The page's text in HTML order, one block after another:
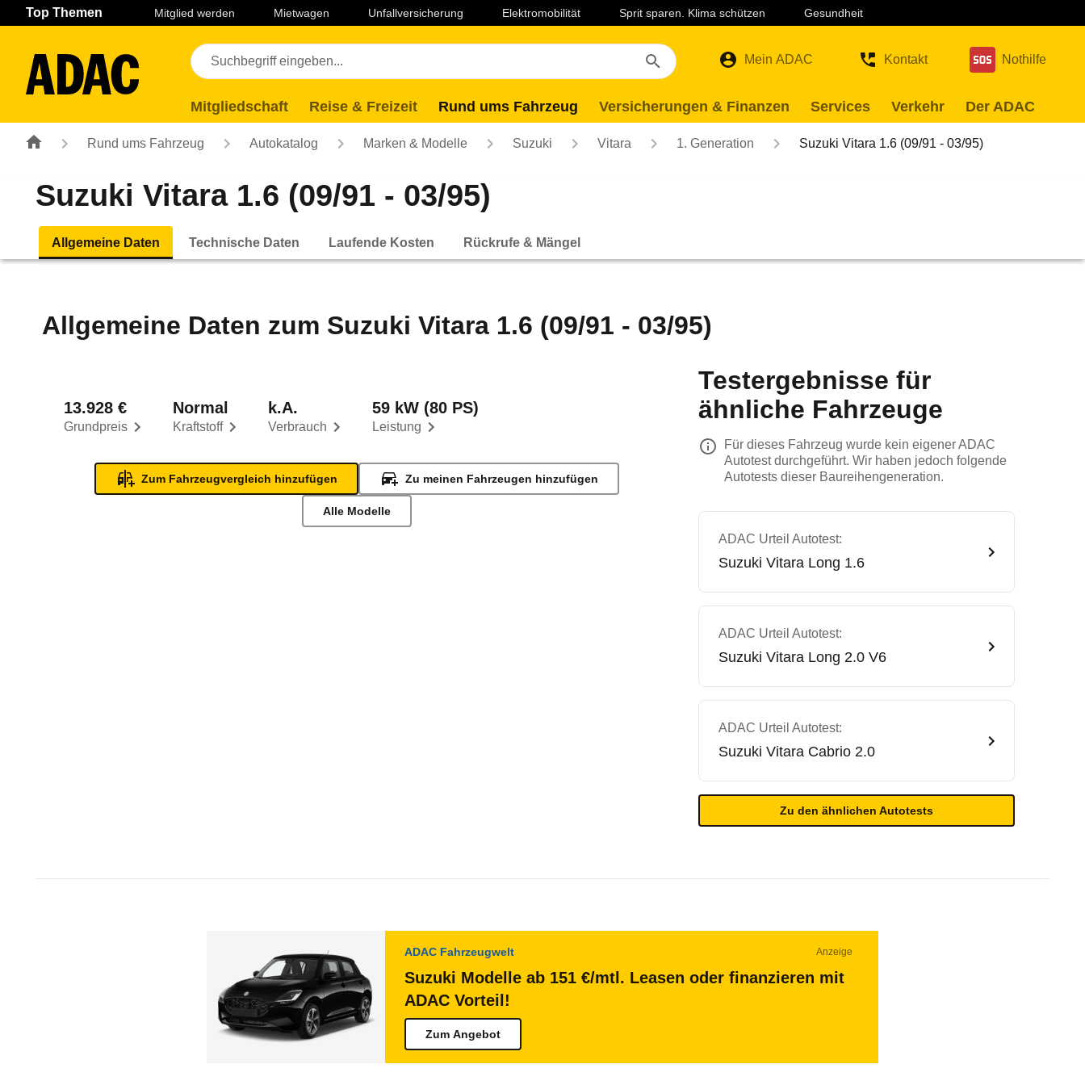
Navigation Seiteninhalt Fußzeile
Top Themen Mitglied werden Mietwagen Unfallversicherung Elektromobilität Sprit sparen. Klima schützen Gesundheit
Mein ADAC Kontakt Nothilfe
Mitgliedschaft Reise & Freizeit Rund ums Fahrzeug Versicherungen & Finanzen Services Verkehr Der ADAC
Rund ums Fahrzeug Autokatalog Marken & Modelle Suzuki Vitara 1. Generation Suzuki Vitara 1.6 (09/91 - 03/95)
Suzuki Vitara 1.6 (09/91 - 03/95)
Allgemeine Daten Technische Daten Laufende Kosten Rückrufe & Mängel
Allgemeine Daten zum Suzuki Vitara 1.6 (09/91 - 03/95)
Grundpreis
13.928 €
Kraftstoff
Normal
Verbrauch
k.A.
Leistung
59 kW (80 PS)
Zum Fahrzeugvergleich hinzufügen Zu meinen Fahrzeugen hinzufügen
Alle Modelle
Testergebnisse für
ähnliche Fahrzeuge
Für dieses Fahrzeug wurde kein eigener ADAC
Autotest durchgeführt. Wir haben jedoch folgende
Autotests dieser Baureihengeneration.
ADAC Urteil Autotest:
Suzuki Vitara Long 1.6
ADAC Urteil Autotest:
Suzuki Vitara Long 2.0 V6
ADAC Urteil Autotest:
Suzuki Vitara Cabrio 2.0
Zu den ähnlichen Autotests
ADAC Fahrzeugwelt Anzeige
Suzuki Modelle ab 151 €/mtl. Leasen oder finanzieren mit
ADAC Vorteil!
Zum Angebot